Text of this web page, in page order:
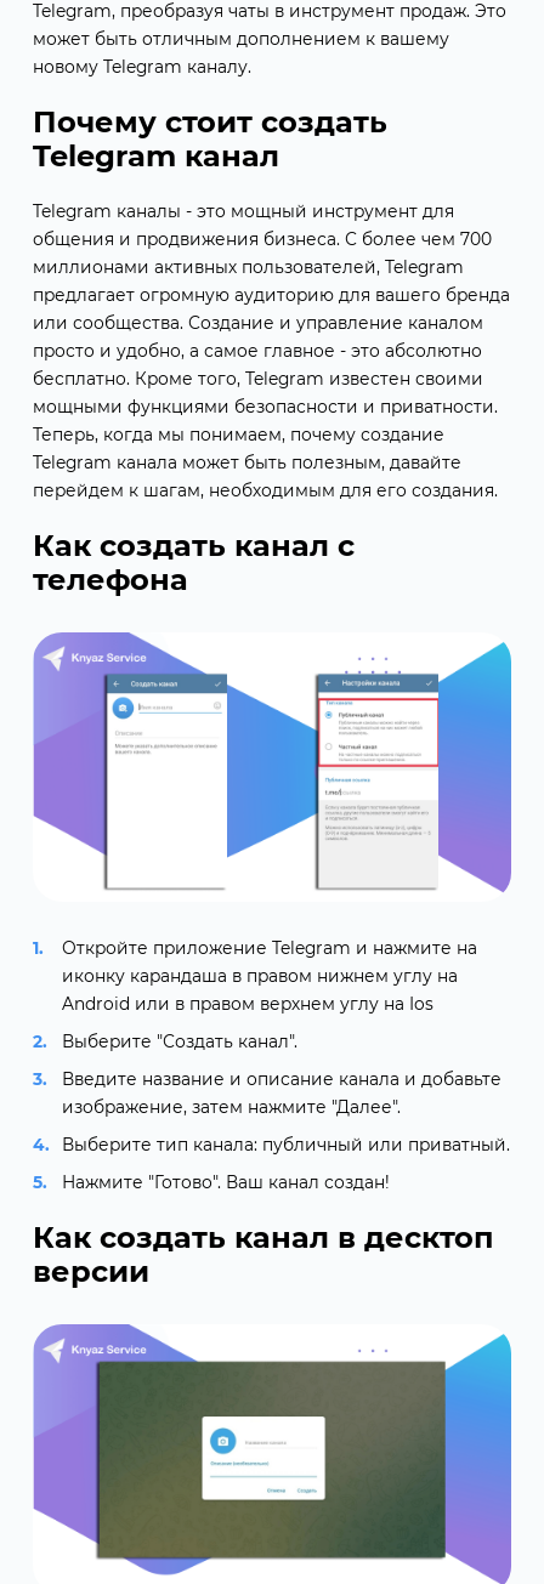
Telegram, преобразуя чаты в инструмент продаж. Это
может быть отличным дополнением к вашему
новому Telegram каналу.
Почему стоит создать
Telegram канал
Telegram каналы - это мощный инструмент для
общения и продвижения бизнеса. С более чем 700
миллионами активных пользователей, Telegram
предлагает огромную аудиторию для вашего бренда
или сообщества. Создание и управление каналом
просто и удобно, а самое главное - это абсолютно
бесплатно. Кроме того, Telegram известен своими
мощными функциями безопасности и приватности.
Теперь, когда мы понимаем, почему создание
Telegram канала может быть полезным, давайте
перейдем к шагам, необходимым для его создания.
Как создать канал с
телефона
Откройте приложение Telegram и нажмите на
иконку карандаша в правом нижнем углу на
Android или в правом верхнем углу на Ios
Выберите "Создать канал".
Введите название и описание канала и добавьте
изображение, затем нажмите "Далее".
Выберите тип канала: публичный или приватный.
Нажмите "Готово". Ваш канал создан!
Как создать канал в десктоп
версии